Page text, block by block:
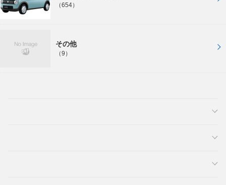
（654）
その他
（9）